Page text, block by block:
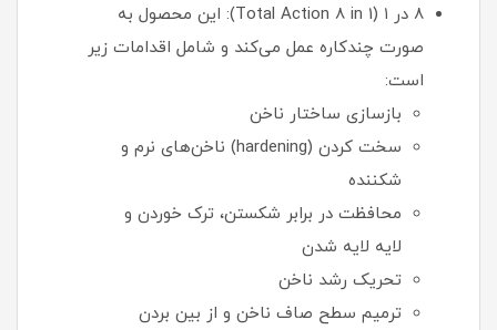
۸ در ۱ (Total Action 8 in 1): این محصول به
صورت چندکاره عمل می‌کند و شامل اقدامات زیر
است:
بازسازی ساختار ناخن
سخت کردن (hardening) ناخن‌های نرم و
شکننده
محافظت در برابر شکستن، ترک خوردن و
لایه لایه شدن
تحریک رشد ناخن
ترمیم سطح صاف ناخن و از بین بردن